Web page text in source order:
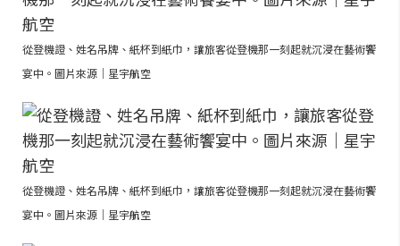
從登機證、姓名吊牌、紙杯到紙巾，讓旅客從登機那一刻起就沉浸在藝術饗
宴中。圖片來源｜星宇航空
從登機證、姓名吊牌、紙杯到紙巾，讓旅客從登機那一刻起就沉浸在藝術饗
宴中。圖片來源｜星宇航空